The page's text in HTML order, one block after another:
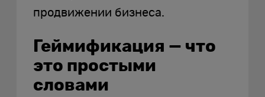
продвижении бизнеса.
Геймификация — что
это простыми
словами